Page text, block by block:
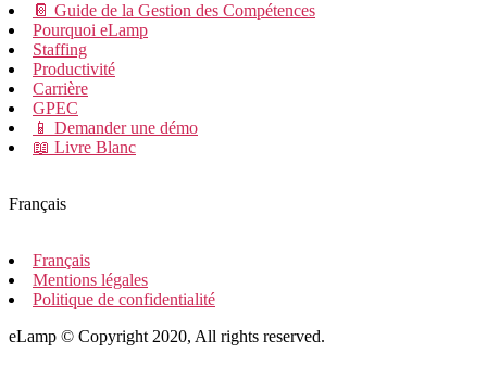
📔 Guide de la Gestion des Compétences
Pourquoi eLamp
Staffing
Productivité
Carrière
GPEC
📱 Demander une démo
📖 Livre Blanc
Français
Français
Mentions légales
Politique de confidentialité
eLamp © Copyright 2020, All rights reserved.